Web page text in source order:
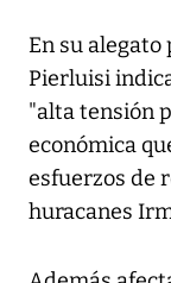
En su alegato
Pierluisi
"alta tensión
económica
esfuerzos de
huracanes